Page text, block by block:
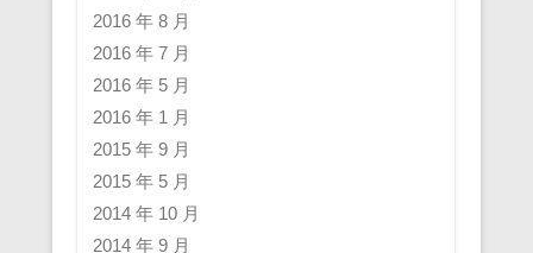
2016 年 8 月
2016 年 7 月
2016 年 5 月
2016 年 1 月
2015 年 9 月
2015 年 5 月
2014 年 10 月
2014 年 9 月